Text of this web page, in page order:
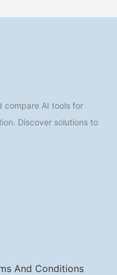
compare AI tools for
Discover solutions to
And Conditions